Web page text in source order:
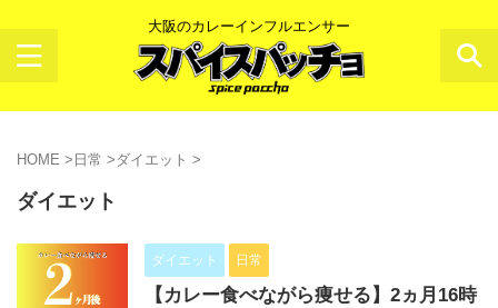
大阪のカレーインフルエンサー
HOME > 日常 >ダイエット >
ダイエット
ダイエット 日常
【カレー食べながら痩せる】2ヵ月16時